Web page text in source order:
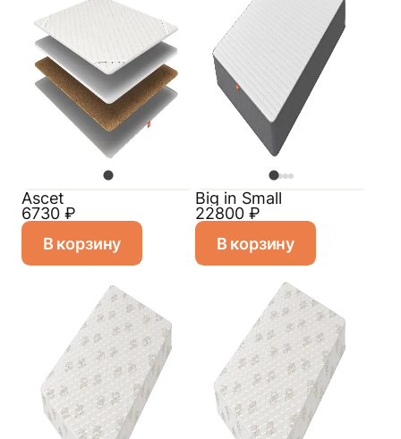
Ascet
6730 ₽
В корзину
Big in Small
22800 ₽
В корзину